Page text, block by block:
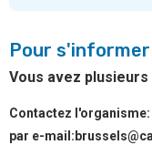
Pour
Vous avez
Contactez l'organisme:
par e-